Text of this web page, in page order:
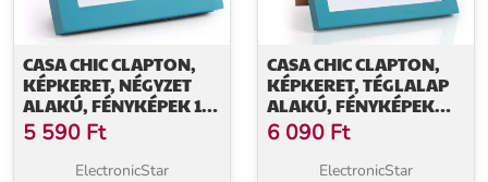
CASA CHIC CLAPTON,
KÉPKERET, NÉGYZET
ALAKÚ, FÉNYKÉPEK 15
X 15 CM, PASZPARTU,
ÜVEG
5 590 Ft
ElectronicStar
CASA CHIC CLAPTON,
KÉPKERET, TÉGLALAP
ALAKÚ, FÉNYKÉPEK
24,8 X 19,3 CM,
PASZPARTU, ÜVEG
6 090 Ft
ElectronicStar